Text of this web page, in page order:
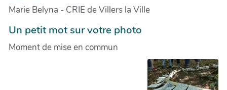
Marie Belyna - CRIE de Villers la Ville
Un petit mot sur votre photo
Moment de mise en commun